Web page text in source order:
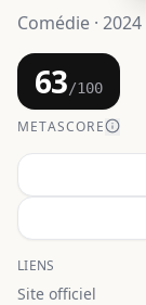
Comédie · 2024
63/100
METASCORE
LIENS
Site officiel